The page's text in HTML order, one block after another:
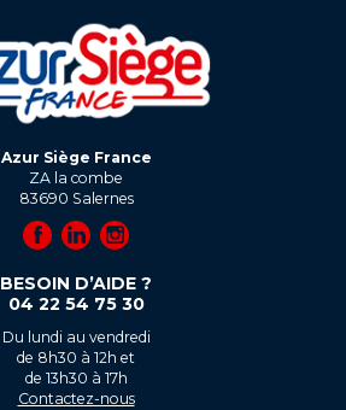
Azur Siège France
ZA la combe
83690 Salernes
BESOIN D’AIDE ?
04 22 54 75 30
Du lundi au vendredi
de 8h30 à 12h et
de 13h30 à 17h
Contactez-nous